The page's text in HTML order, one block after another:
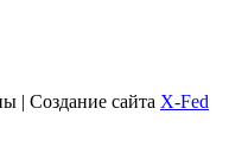
| Создание сайта X-Fed